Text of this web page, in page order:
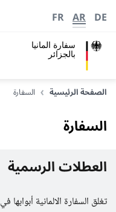
سفارة المانيا
بالجزائر
DE
AR
FR
الصفحة الرئيسية السفارة
السفارة
العطلات الرسمية
تغلق السفارة الالمانية أبوابها في